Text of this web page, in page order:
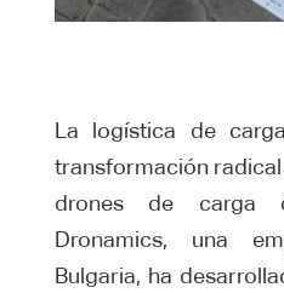
La logística de
transformación
drones de carga
Dronamics, una
Bulgaria, ha